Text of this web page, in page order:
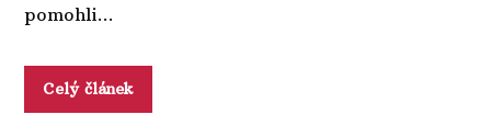
pomohli...
Celý článek